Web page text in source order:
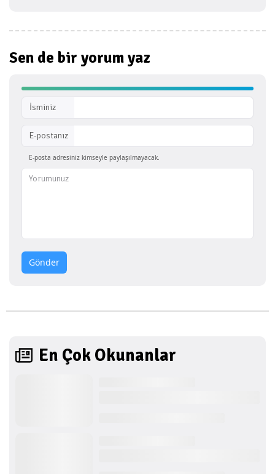
Sen de bir yorum yaz
İsminiz
E-postanız
E-posta adresiniz kimseyle paylaşılmayacak.
Gönder
En Çok Okunanlar